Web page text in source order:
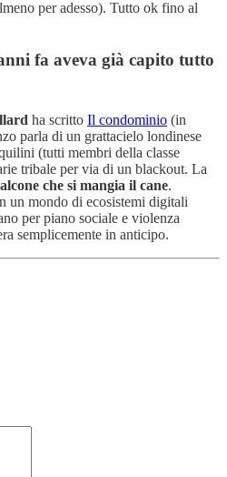
per adesso). Tutto ok fino al
fa aveva già capito tutto
ha scritto Il condominio (in
parla di un grattacielo londinese
(tutti membri della classe
tribale per via di un blackout. La
che si mangia il cane.
un mondo di ecosistemi digitali
per piano sociale e violenza
semplicemente in anticipo.